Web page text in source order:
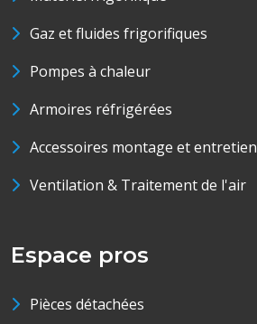
Gaz et fluides frigorifiques
Pompes à chaleur
Armoires réfrigérées
Accessoires montage et entretien
Ventilation & Traitement de l'air
Espace pros
Pièces détachées